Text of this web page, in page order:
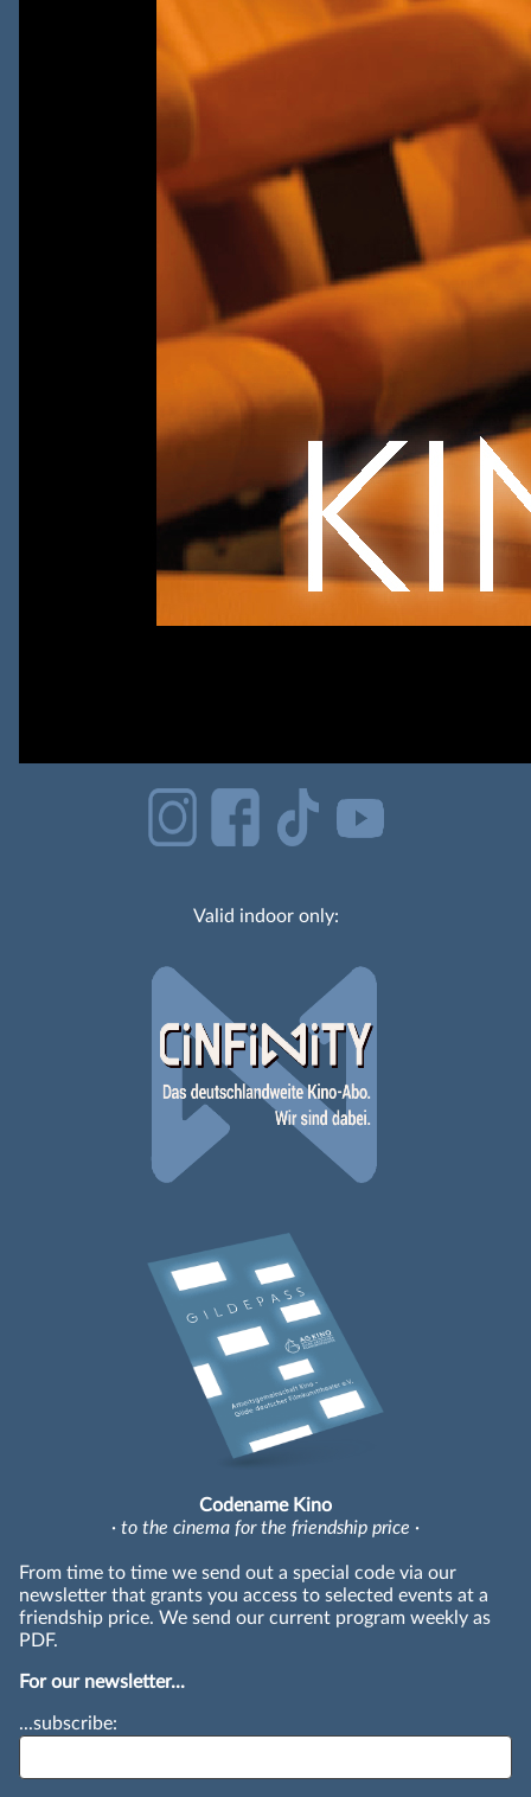
Valid indoor only:
Codename Kino
· to the cinema for the friendship price ·
From time to time we send out a special code via our
newsletter that grants you access to selected events at a
friendship price. We send our current program weekly as
PDF.
For our newsletter...
...subscribe: